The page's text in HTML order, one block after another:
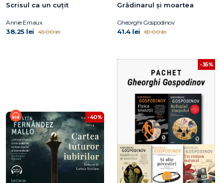
Scrisul ca un cuțit
Annie Ernaux
38.25 lei 45.00 lei
Grădinarul și moartea
Gheorghi Gospodinov
41.4 lei 69.00 lei
-40%
-35%